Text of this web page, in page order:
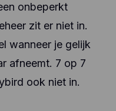
onbeperkt
zit er niet in.
wanneer je gelijk
afneemt. 7 op 7
ook niet in.